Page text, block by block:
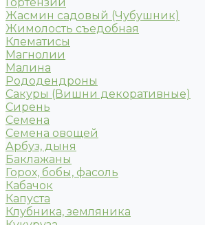
Жасмин садовый (Чубушник)
Жимолость съедобная
Клематисы
Магнолии
Малина
Рододендроны
Сакуры (Вишни декоративные)
Сирень
Семена
Семена овощей
Арбуз, дыня
Баклажаны
Горох, бобы, фасоль
Кабачок
Капуста
Клубника, земляника